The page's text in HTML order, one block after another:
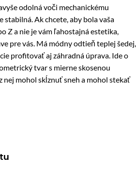
odolná voči mechanickému
Ak chcete, aby bola vaša
Z a nie je vám ľahostajná estetika,
pre vás. Má módny odtieň teplej šedej,
profitovať aj záhradná úprava. Ide o
tvar s mierne skosenou
nej mohol skĺznuť sneh a mohol stekať